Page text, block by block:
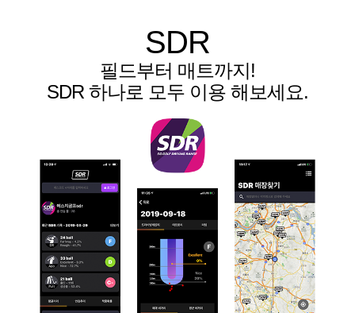
SDR
필드부터 매트까지!
SDR 하나로 모두 이용 해보세요.